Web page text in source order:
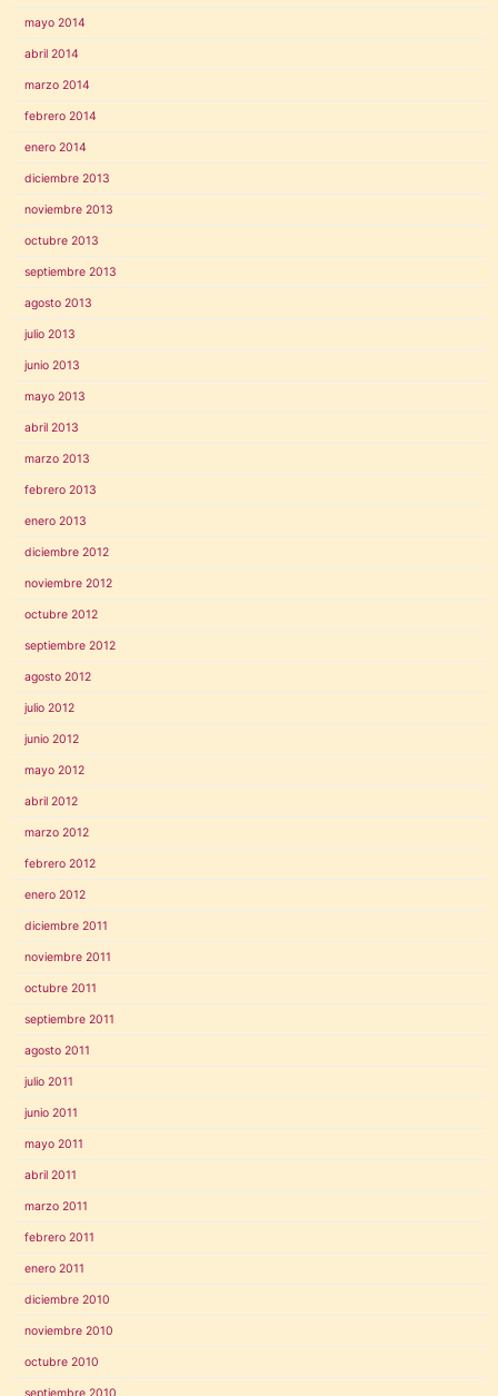
mayo 2014
abril 2014
marzo 2014
febrero 2014
enero 2014
diciembre 2013
noviembre 2013
octubre 2013
septiembre 2013
agosto 2013
julio 2013
junio 2013
mayo 2013
abril 2013
marzo 2013
febrero 2013
enero 2013
diciembre 2012
noviembre 2012
octubre 2012
septiembre 2012
agosto 2012
julio 2012
junio 2012
mayo 2012
abril 2012
marzo 2012
febrero 2012
enero 2012
diciembre 2011
noviembre 2011
octubre 2011
septiembre 2011
agosto 2011
julio 2011
junio 2011
mayo 2011
abril 2011
marzo 2011
febrero 2011
enero 2011
diciembre 2010
noviembre 2010
octubre 2010
septiembre 2010